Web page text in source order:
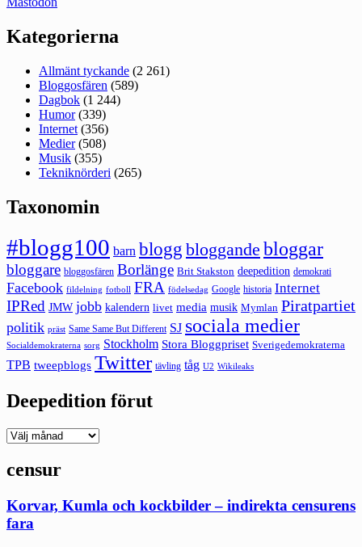
Kategorierna
Allmänt tyckande (2 261)
Bloggosfären (589)
Dagbok (1 244)
Humor(339)
Internet (356)
Medier(508)
Musik (355)
Tekniknörderi (265)
Taxonomin
#blogg100 barn blogg bloggande bloggar
bloggare bloggosfären Borlänge Brit Stakston deepedition demokrati
Facebook fildelning fotboll FRA födelsedag Google historia Internet
IPRed JMW jobb kalendern livet media musik Mymlan Piratpartiet
politik präst Same Same But Different SJ sociala medier
Socialdemokraterna sorg Stockholm Stora Bloggpriset Sverigedemokraterna
TPB tweepblogs Twitter tävling tåg U2 Wikileaks
Deepedition förut
Deepedition
censur
Korvar, Kumla och kockbilder – indirekta censurens
fara